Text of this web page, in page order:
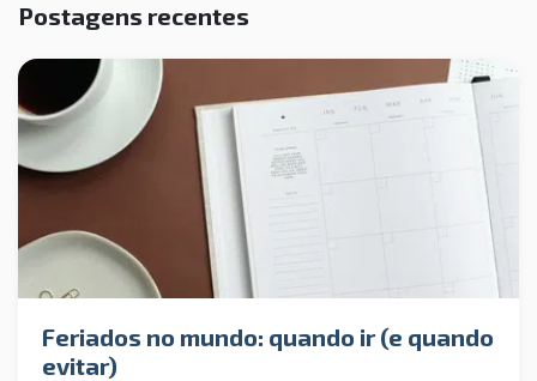
Postagens recentes
Feriados no mundo: quando ir (e quando
evitar)